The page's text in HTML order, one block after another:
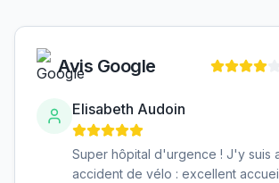
Avis Google
Elisabeth Audoin
Super hôpital d'urgence ! J'y suis
accident de vélo : excellent